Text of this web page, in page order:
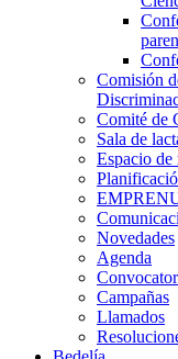
Comisión
Comité de
Sala de
Espacio de
Novedades
Agenda
Campañas
Llamados